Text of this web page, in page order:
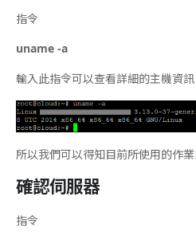
指令
uname -a
輸入此指令可以查看詳細的主機資訊
所以我們可以得知目前所使用的作
確認伺服器
指令